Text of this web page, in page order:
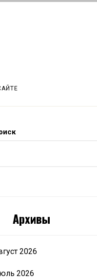
Архивы
2026
2026